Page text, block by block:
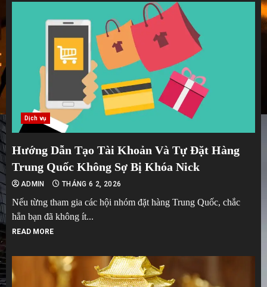
Dịch vụ
Hướng Dẫn Tạo Tài Khoản Và Tự Đặt Hàng
Trung Quốc Không Sợ Bị Khóa Nick
ADMIN THÁNG 6 2, 2026
Nếu từng tham gia các hội nhóm đặt hàng Trung Quốc, chắc
hẳn bạn đã không ít...
READ MORE